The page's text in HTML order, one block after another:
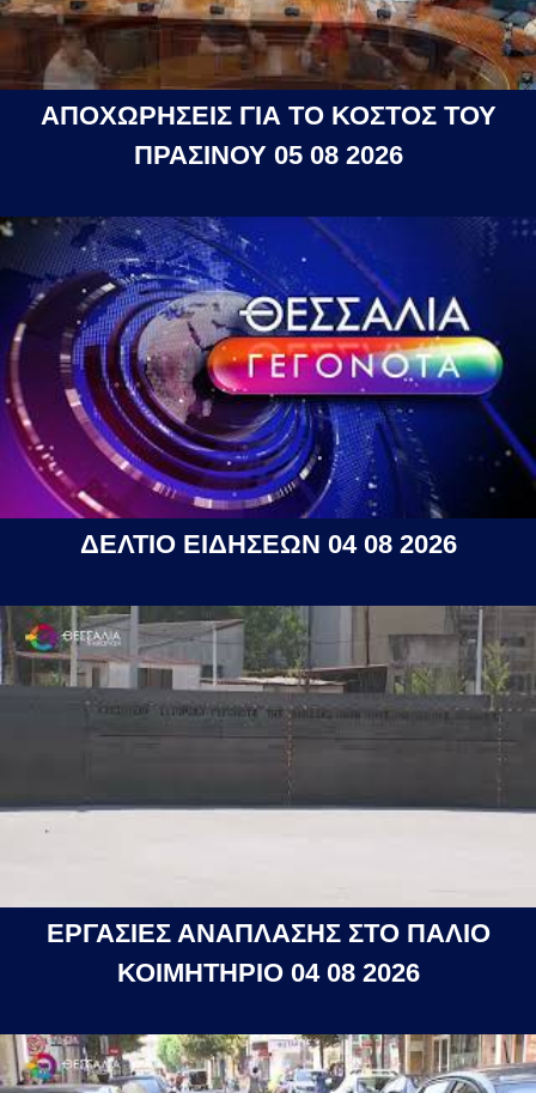
ΑΠΟΧΩΡΗΣΕΙΣ ΓΙΑ ΤΟ ΚΟΣΤΟΣ ΤΟΥ
ΠΡΑΣΙΝΟΥ 05 08 2026
ΔΕΛΤΙΟ ΕΙΔΗΣΕΩΝ 04 08 2026
ΕΡΓΑΣΙΕΣ ΑΝΑΠΛΑΣΗΣ ΣΤΟ ΠΑΛΙΟ
ΚΟΙΜΗΤΗΡΙΟ 04 08 2026